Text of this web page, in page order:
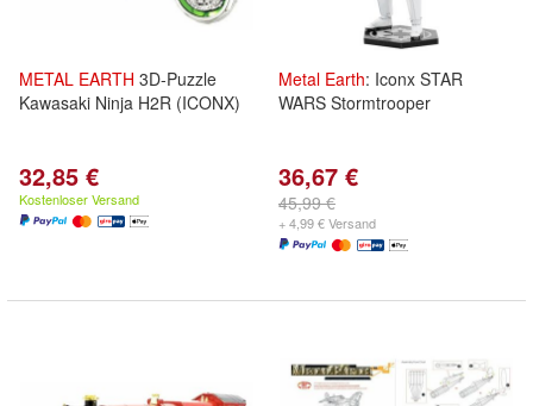
METAL EARTH 3D-Puzzle
Kawasaki Ninja H2R (ICONX)
32,85 €
Kostenloser Versand
Metal Earth: Iconx STAR
WARS Stormtrooper
36,67 €
45,99 €
+ 4,99 € Versand